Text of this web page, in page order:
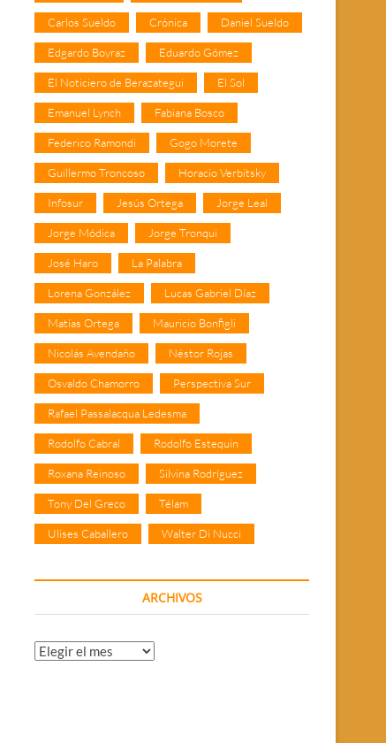
Carlos Sueldo Crónica Daniel Sueldo
Edgardo Boyraz Eduardo Gómez
El Noticiero de Berazategui El Sol
Emanuel Lynch Fabiana Bosco
Federico Ramondi Gogo Morete
Guillermo Troncoso Horacio Verbitsky
Infosur Jesús Ortega Jorge Leal
Jorge Módica Jorge Tronqui
José Haro La Palabra
Lorena González Lucas Gabriel Díaz
Matías Ortega Mauricio Bonfigli
Nicolás Avendaño Néstor Rojas
Osvaldo Chamorro Perspectiva Sur
Rafael Passalacqua Ledesma
Rodolfo Cabral Rodolfo Estequin
Roxana Reinoso Silvina Rodríguez
Tony Del Greco Télam
Ulises Caballero Walter Di Nucci
ARCHIVOS
Archivos